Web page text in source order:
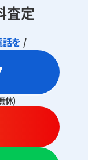
査定
を /
休)